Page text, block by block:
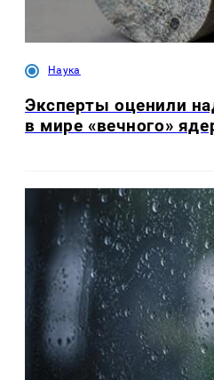
Наука
Эксперты оценили
в мире «вечного»